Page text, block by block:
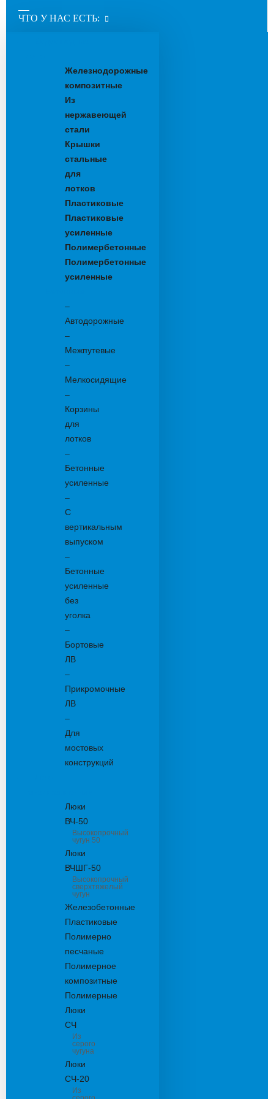
ЧТО У НАС ЕСТЬ:
Железнодорожные
композитные
Из
нержавеющей
стали
Крышки
стальные
для
лотков
Пластиковые
Пластиковые
усиленные
Полимербетонные
Полимербетонные
усиленные
–
Автодорожные
–
Межпутевые
–
Мелкосидящие
–
Корзины
для
лотков
–
Бетонные
усиленные
–
С
вертикальным
выпуском
–
Бетонные
усиленные
без
уголка
–
Бортовые
ЛВ
–
Прикромочные
ЛВ
–
Для
мостовых
конструкций
Люки
ВЧ-50
Высокопрочный
чугун 50
Люки
ВЧШГ-50
Высокопрочный
сверхтяжелый
чугун
Железобетонные
Пластиковые
Полимерно
песчаные
Полимерное
композитные
Полимерные
Люки
СЧ
Из
серого
чугуна
Люки
СЧ-20
Из